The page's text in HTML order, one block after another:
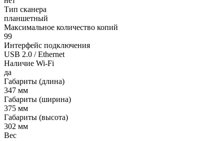
Тип сканера
планшетный
Максимальное количество копий
99
Интерфейс подключения
USB 2.0 / Ethernet
Наличие Wi-Fi
да
Габариты (длина)
347 мм
Габариты (ширина)
375 мм
Габариты (высота)
302 мм
Вес